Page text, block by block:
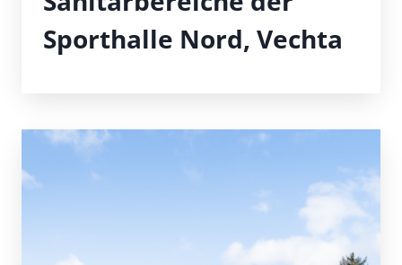
Sporthalle Nord, Vechta